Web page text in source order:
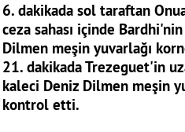
6. dakikada sol taraftan
ceza sahası içinde
Dilmen meşin yuvarlağı
21. dakikada Trezeguet'in
kaleci Deniz Dilmen meşin
kontrol etti.